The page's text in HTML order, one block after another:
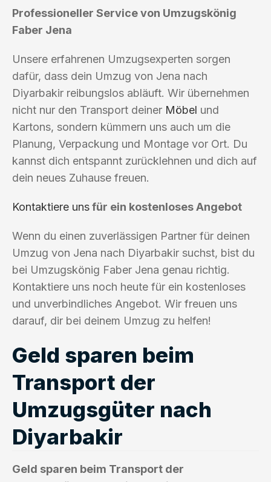
Professioneller Service von Umzugskönig
Faber Jena
Unsere erfahrenen Umzugsexperten sorgen
dafür, dass dein Umzug von Jena nach
Diyarbakir reibungslos abläuft. Wir übernehmen
nicht nur den Transport deiner Möbel und
Kartons, sondern kümmern uns auch um die
Planung, Verpackung und Montage vor Ort. Du
kannst dich entspannt zurücklehnen und dich auf
dein neues Zuhause freuen.
Kontaktiere unsfür ein kostenloses Angebot
Wenn du einen zuverlässigen Partner für deinen
Umzug von Jena nach Diyarbakir suchst, bist du
bei Umzugskönig Faber Jena genau richtig.
Kontaktiere uns noch heute für ein kostenloses
und unverbindliches Angebot. Wir freuen uns
darauf, dir bei deinem Umzug zu helfen!
Geld sparen beim
Transport der
Umzugsgüter nach
Diyarbakir
Geld sparen beim Transport der